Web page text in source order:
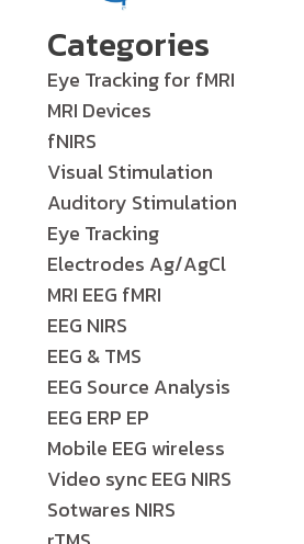
Categories
Eye Tracking for fMRI
MRI Devices
fNIRS
Visual Stimulation
Auditory Stimulation
Eye Tracking
Electrodes Ag/AgCl
MRI EEG fMRI
EEG NIRS
EEG & TMS
EEG Source Analysis
EEG ERP EP
Mobile EEG wireless
Video sync EEG NIRS
Sotwares NIRS